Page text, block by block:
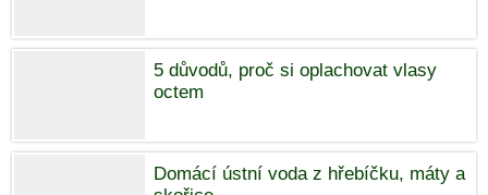
5 důvodů, proč si oplachovat vlasy
octem
Domácí ústní voda z hřebíčku, máty a